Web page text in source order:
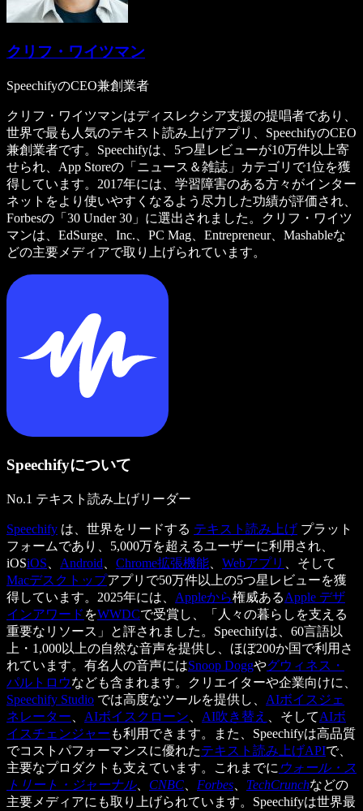
クリフ・ワイツマン
SpeechifyのCEO兼創業者
クリフ・ワイツマンはディスレクシア支援の提唱者であり、
世界で最も人気のテキスト読み上げアプリ、SpeechifyのCEO
兼創業者です。Speechifyは、5つ星レビューが10万件以上寄
せられ、App Storeの「ニュース＆雑誌」カテゴリで1位を獲
得しています。2017年には、学習障害のある方々がインター
ネットをより使いやすくなるよう尽力した功績が評価され、
Forbesの「30 Under 30」に選出されました。クリフ・ワイツ
マンは、EdSurge、Inc.、PC Mag、Entrepreneur、Mashableな
どの主要メディアで取り上げられています。
Speechifyについて
No.1 テキスト読み上げリーダー
Speechify は、世界をリードする テキスト読み上げ プラット
フォームであり、5,000万を超えるユーザーに利用され、
iOSiOS Android Chrome拡張機能 Webアプリ
、そして
Macデスクトップアプリで50万件以上の5つ星レビューを獲
得しています。2025年には、 Appleから権威あるApple デザ
インアワード をWWDCで受賞し、「人々の暮らしを支える
重要なリソース」と評されました。Speechifyは、60言語以
上・1,000以上の自然な音声を提供し、ほぼ200か国で利用さ
れています。有名人の音声にはSnoop Doggやグウィネス・
パルトロウなども含まれます。クリエイターや企業向けに、
Speechify Studio では高度なツールを提供し、 AIボイスジェ
ネレーター
AIボイスクローン AI吹き替え 、そしてAIボ
イスチェンジャー も利用できます。また、Speechifyは高品質
でコストパフォーマンスに優れたテキスト読み上げAPIで、
主要なプロダクトも支えています。これまでに ウォール・ス
トリート・ジャーナル、 CNBC Forbes TechCrunchなどの
主要メディアにも取り上げられています。Speechifyは世界最